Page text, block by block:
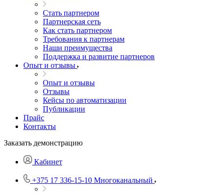
Стать партнером
Партнерская сеть
Как стать партнером
Требования к партнерам
Наши преимущества
Поддержка и развитие партнеров
Опыт и отзывы
Опыт и отзывы
Отзывы
Кейсы по автоматизации
Публикации
Прайс
Контакты
Заказать демонстрацию
Кабинет
+375 17 336-15-10 Многоканальный